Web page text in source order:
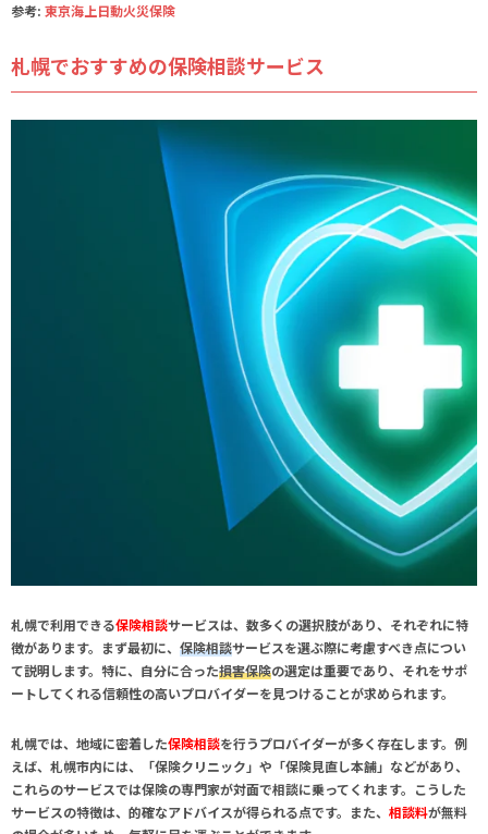
参考: 東京海上日動火災保険
札幌でおすすめの保険相談サービス
札幌で利用できる保険相談サービスは、数多くの選択肢があり、それぞれに特
徴があります。まず最初に、 保険相談サービスを選ぶ際に考慮すべき点につい
て説明します。特に、自分に合った損害保険の選定は重要であり、それをサポ
ートしてくれる信頼性の高いプロバイダーを見つけることが求められます。
札幌では、地域に密着した保険相談を行うプロバイダーが多く存在します。例
えば、札幌市内には、「保険クリニック」や「保険見直し本舗」などがあり、
これらのサービスでは保険の専門家が対面で相談に乗ってくれます。こうした
サービスの特徴は、的確なアドバイスが得られる点です。また、 相談料が無料